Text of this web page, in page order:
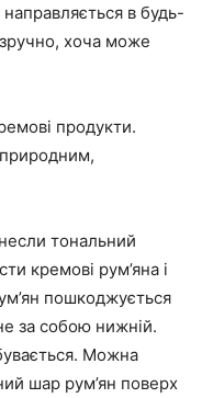
в будь-
хоча може
продукти.
тональний
кремові рум’яна і
пошкоджується
за собою нижній.
Можна
шар рум’ян поверх